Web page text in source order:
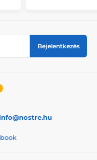
a szállítót a törékeny
árukra vonatkozó
ami csökkenti a
mértékét.
súlya 370 g/m
(12-16 menet, tinta
Bejelentkezés